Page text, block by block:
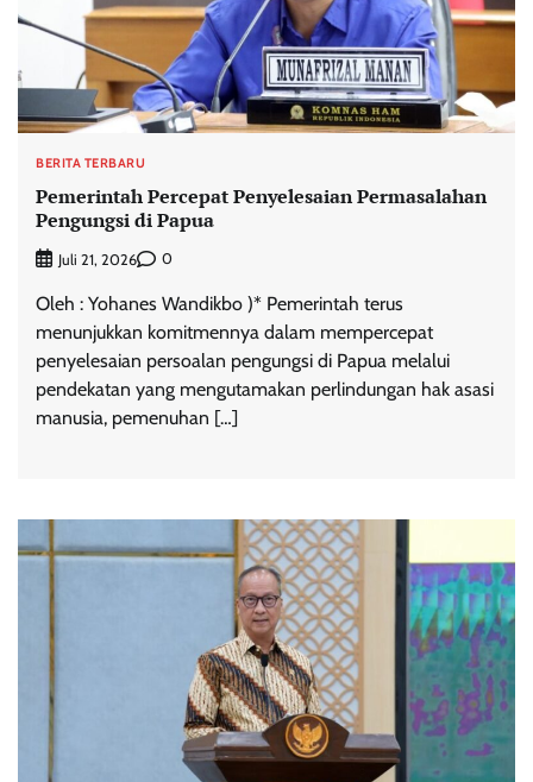
BERITA TERBARU
Pemerintah Percepat Penyelesaian Permasalahan
Pengungsi di Papua
Juli 21, 2026 0
Oleh : Yohanes Wandikbo )* Pemerintah terus
menunjukkan komitmennya dalam mempercepat
penyelesaian persoalan pengungsi di Papua melalui
pendekatan yang mengutamakan perlindungan hak asasi
manusia, pemenuhan […]